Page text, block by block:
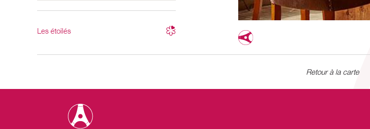
Les étoilés
Retour à la carte